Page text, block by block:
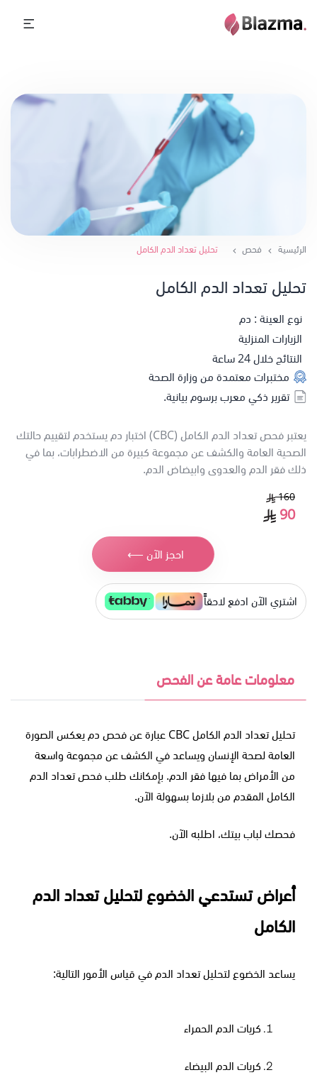
الرئيسية فحص تحليل تعداد الدم الكامل
تحليل تعداد الدم الكامل
نوع العينة : دم
الزيارات المنزلية
النتائج خلال 24 ساعة
مختبرات معتمدة من وزارة الصحة
تقرير ذكي معرب برسوم بيانية.
يعتبر فحص تعداد الدم الكامل (CBC) اختبار دم يستخدم لتقييم حالتك
الصحية العامة والكشف عن مجموعة كبيرة من الاضطرابات، بما في
ذلك فقر الدم والعدوى وابيضاض الدم.
160
90
احجز الآن ⟵
اشتري الآن ادفع لاحقاًً
معلومات عامة عن الفحص
تحليل تعداد الدم الكاملCBC عبارة عن فحص دم يعكس الصورة
العامة لصحة الإنسان ويساعد في الكشف عن مجموعة واسعة
من الأمراض بما فيها فقر الدم. بإمكانك طلب فحص تعداد الدم
الكامل المقدم من بلازما بسهولة الآن.
فحصك لباب بيتك، اطلبه الآن.
أعراض تستدعي الخضوع لتحليل تعداد الدم
الكامل
يساعد الخضوع لتحليل تعداد الدم في قياس الأمور التالية:
كريات الدم الحمراء
كريات الدم البيضاء